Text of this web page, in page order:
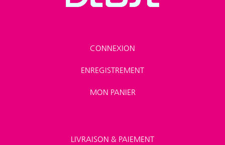
CONNEXION
ENREGISTREMENT
MON PANIER
LIVRAISON & PAIEMENT